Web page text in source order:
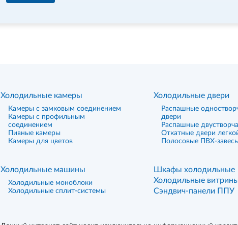
Холодильные камеры
Камеры с замковым соединением
Камеры с профильным
соединением
Пивные камеры
Камеры для цветов
Холодильные двери
Распашные
двери
Распашные
Откатные двери
Полосовые ПВХ-
Холодильные машины
Холодильные моноблоки
Холодильные сплит-системы
Шкафы холодильные
Холодильные
Сэндвич-панели ППУ